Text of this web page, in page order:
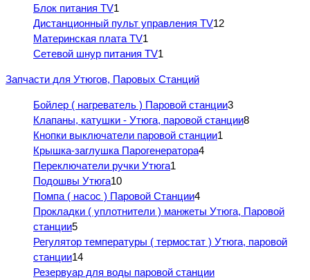
Блок питания TV1
Дистанционный пульт управления TV12
Материнская плата TV1
Сетевой шнур питания TV1
Запчасти для Утюгов, Паровых Станций
Бойлер ( нагреватель ) Паровой станции3
Клапаны, катушки - Утюга, паровой станции8
Кнопки выключатели паровой станции1
Крышка-заглушка Парогенератора4
Переключатели ручки Утюга1
Подошвы Утюга10
Помпа ( насос ) Паровой Станции4
Прокладки ( уплотнители ) манжеты Утюга, Паровой
станции5
Регулятор температуры ( термостат ) Утюга, паровой
станции14
Резервуар для воды паровой станции